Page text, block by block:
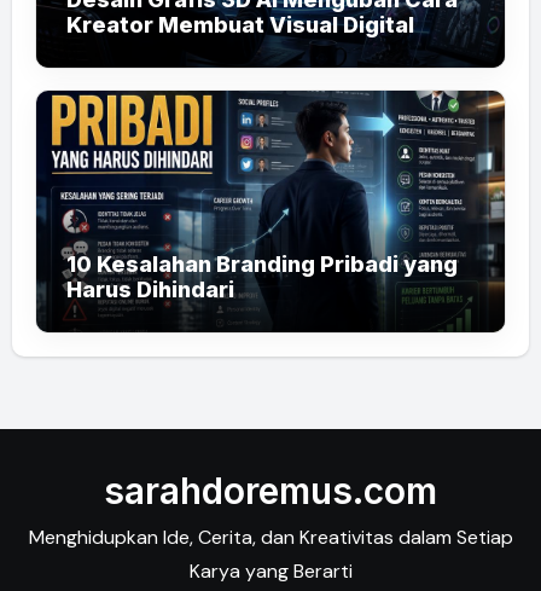
Kreator Membuat Visual Digital
10 Kesalahan Branding Pribadi yang
Harus Dihindari
sarahdoremus.com
Menghidupkan Ide, Cerita, dan Kreativitas dalam Setiap
Karya yang Berarti